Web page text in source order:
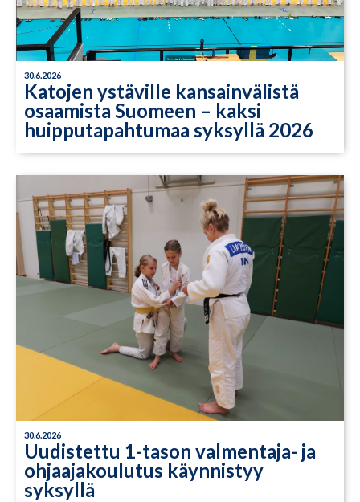
30.6.2026
Katojen ystäville kansainvälistä
osaamista Suomeen – kaksi
huipputapahtumaa syksyllä 2026
30.6.2026
Uudistettu 1-tason valmentaja- ja
ohjaajakoulutus käynnistyy
syksyllä